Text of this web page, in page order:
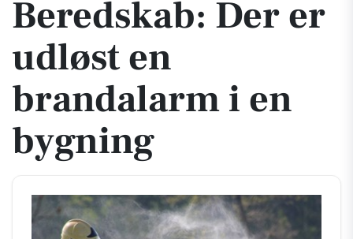
Beredskab: Der er
udløst en
brandalarm i en
bygning